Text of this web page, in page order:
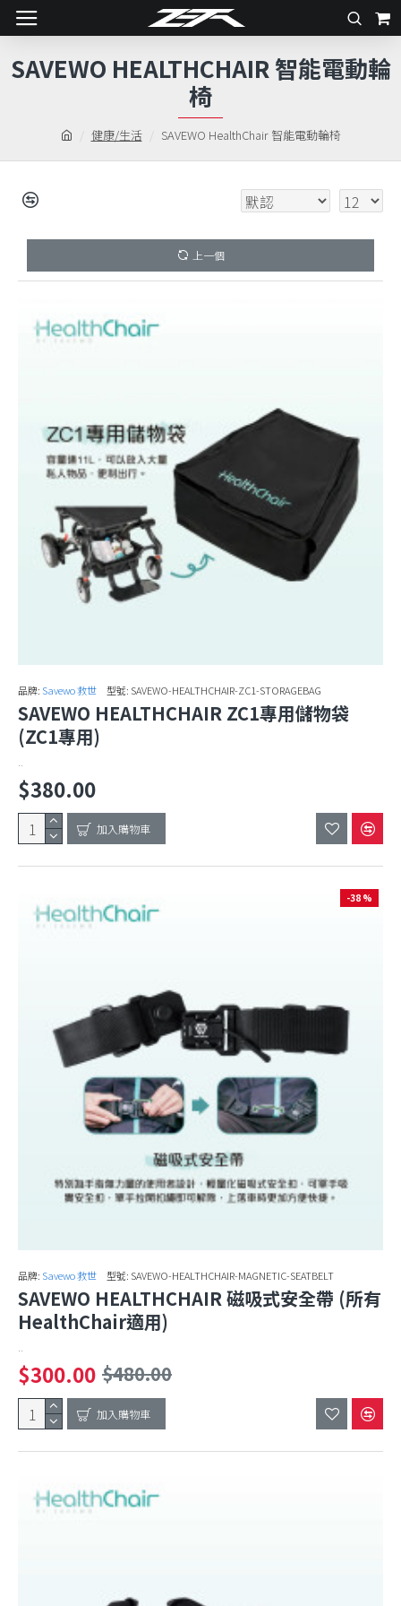
健康/生活 SAVEWO HealthChair 智能電動輪椅
SAVEWO HEALTHCHAIR 智能電動輪
椅
上一個
品牌: Savewo 救世 型號: SAVEWO-HEALTHCHAIR-ZC1-STORAGEBAG
SAVEWO HEALTHCHAIR ZC1專用儲物袋
(ZC1專用)
..
$380.00
加入購物車
-38 %
品牌: Savewo 救世 型號: SAVEWO-HEALTHCHAIR-MAGNETIC-SEATBELT
SAVEWO HEALTHCHAIR 磁吸式安全帶 (所有
HealthChair適用)
..
$300.00 $480.00
加入購物車